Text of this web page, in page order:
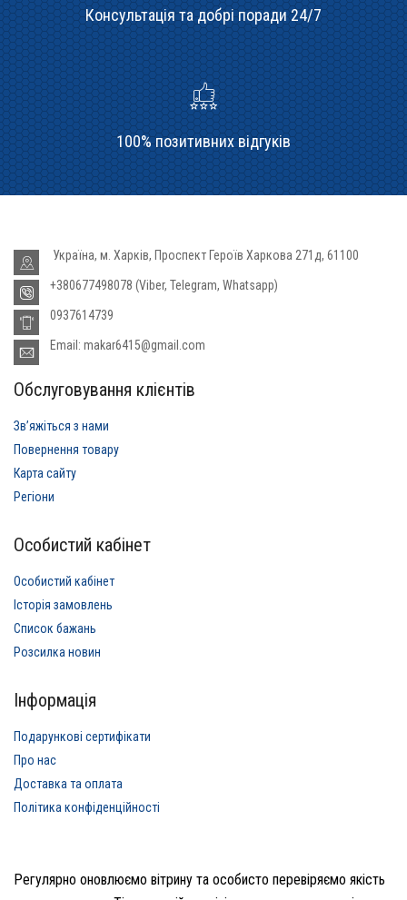
Консультація та добрі поради 24/7
100% позитивних відгуків
Україна, м. Харків, Проспект Героїв Харкова 271д, 61100
+380677498078 (Viber, Telegram, Whatsapp)
0937614739
Email: makar6415@gmail.com
Обслуговування клієнтів
Звʼяжіться з нами
Повернення товару
Карта сайту
Регіони
Особистий кабінет
Особистий кабінет
Історія замовлень
Список бажань
Розсилка новин
Інформація
Подарункові сертифікати
Про нас
Доставка та оплата
Політика конфіденційності
Регулярно оновлюємо вітрину та особисто перевіряємо якість